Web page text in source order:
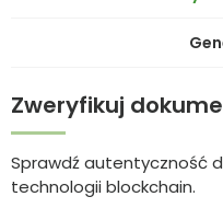
Zweryfikuj
Sprawdź autentyczność
technologii blockchain.